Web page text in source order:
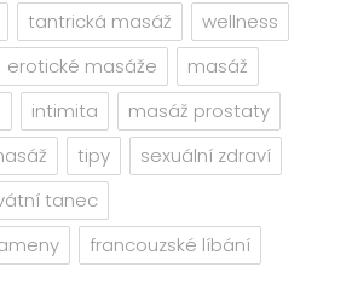
tantrická masáž
wellness
erotické masáže
masáž
intimita
masáž prostaty
tipy
sexuální zdraví
tanec
francouzské líbání